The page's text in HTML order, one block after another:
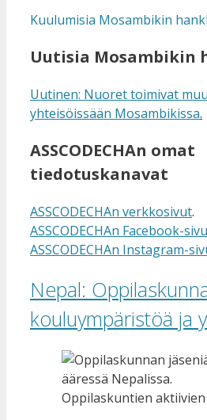
Kuulumisia Mosambikin
Uutisia Mosambikin
Uutinen: Nuoret toimivat
yhteisöissään Mosambikissa.
ASSCODECHAn omat
tiedotuskanavat
ASSCODECHAn verkkosivut.
ASSCODECHAn Facebook-sivu
ASSCODECHAn Instagram-
Nepal:
kouluympäristöä ja
Oppilaskuntien